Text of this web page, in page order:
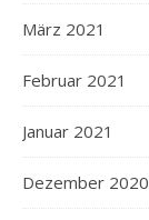
März 2021
Februar 2021
Januar 2021
Dezember 2020